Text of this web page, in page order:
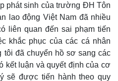
phát sinh của trường ĐH Tôn
lao động Việt Nam đã nhiều
liên quan đến sai phạm tiến
khắc phục của các cá nhân
tôi đã chuyển hồ sơ sang các
kết luận và quyết định của cơ
sẽ được tiến hành theo quy